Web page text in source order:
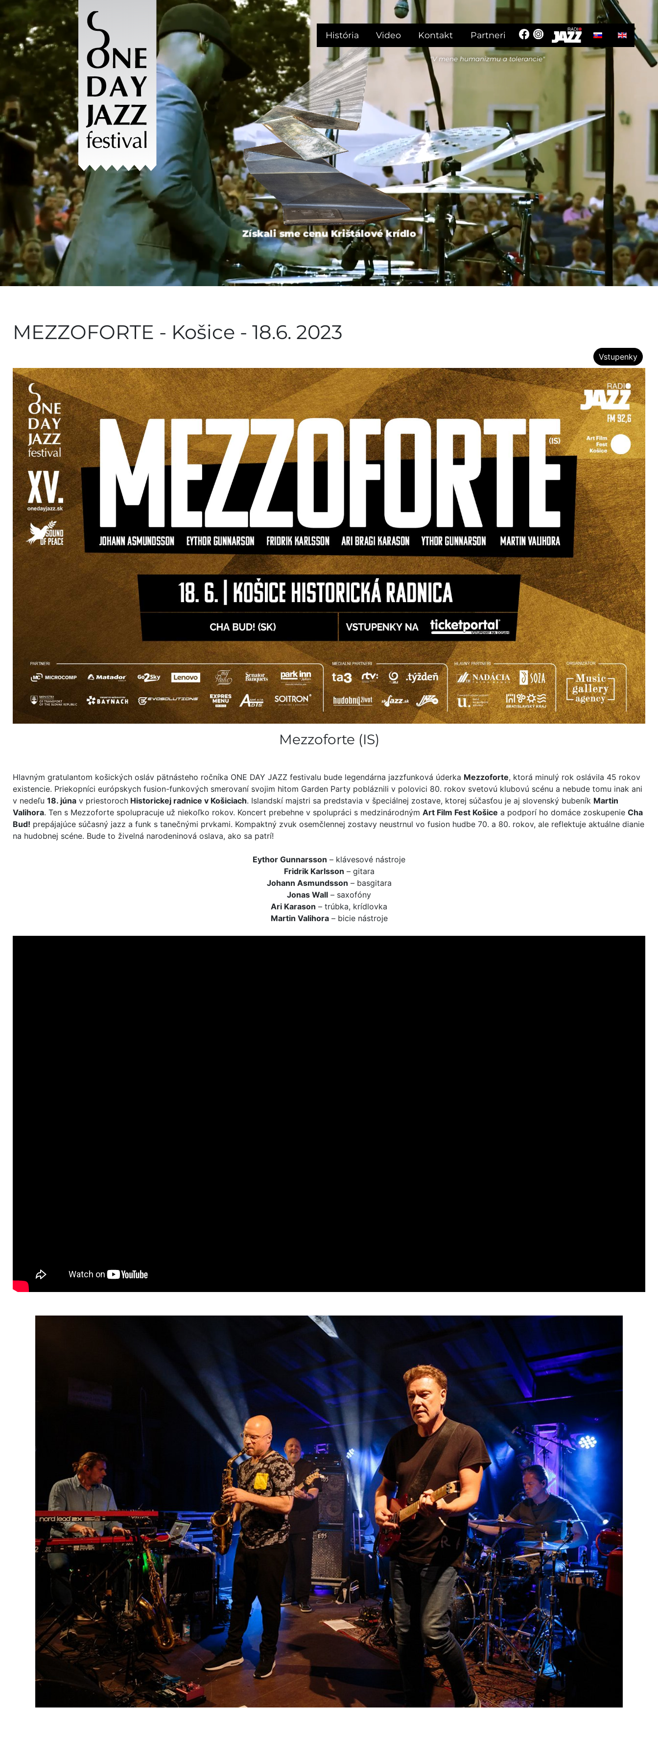
História Video Kontakt Partneri
"V mene humanizmu a tolerancie"
Vyberte váš jazyk
Získali sme cenu Krištálové krídlo
MEZZOFORTE - Košice - 18.6. 2023
Vstupenky
Mezzoforte (IS)
Hlavným gratulantom košických osláv pätnásteho ročníka ONE DAY JAZZ festivalu bude legendárna jazzfunková úderka Mezzoforte, ktorá minulý rok oslávila 45 rokov
existencie. Priekopníci európskych fusion-funkových smerovaní svojim hitom Garden Party pobláznili v polovici 80. rokov svetovú klubovú scénu a nebude tomu inak ani
v nedeľu 18. júna v priestoroch Historickej radnice v Košiciach. Islandskí majstri sa predstavia v špeciálnej zostave, ktorej súčasťou je aj slovenský bubeník Martin
Valihora. Ten s Mezzoforte spolupracuje už niekoľko rokov. Koncert prebehne v spolupráci s medzinárodným Art Film Fest Košice a podporí ho domáce zoskupenie Cha
Bud! prepájajúce súčasný jazz a funk s tanečnými prvkami. Kompaktný zvuk osemčlennej zostavy neustrnul vo fusion hudbe 70. a 80. rokov, ale reflektuje aktuálne dianie
na hudobnej scéne. Bude to živelná narodeninová oslava, ako sa patrí!
Eythor Gunnarsson – klávesové nástroje
Fridrik Karlsson – gitara
Johann Asmundsson – basgitara
Jonas Wall – saxofóny
Ari Karason – trúbka, krídlovka
Martin Valihora– bicie nástroje